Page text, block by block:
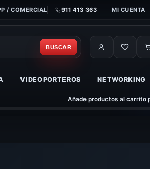
/ COMERCIAL 911 413 363 MI CUENTA
BUSCAR
VIDEOPORTEROS NETWORKING
Añade productos al carrito